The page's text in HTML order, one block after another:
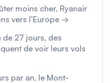
moins cher, Ryanair
vers l’Europe →
de 27 jours, des
de voir leurs vols
par an, le Mont-